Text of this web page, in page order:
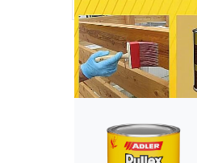
Не забудьте